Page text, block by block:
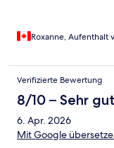
Roxanne, Aufenthalt
Verifizierte Bewertung
8/10 – Sehr gut
6. Apr. 2026
Mit Google